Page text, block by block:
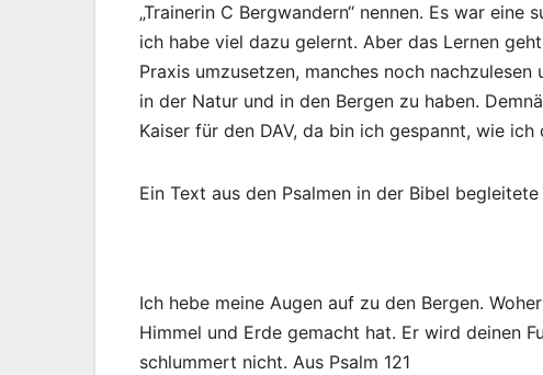
„Trainerin C Bergwandern“ nennen. Es war
ich habe viel dazu gelernt. Aber das Lernen
Praxis umzusetzen, manches noch
in der Natur und in den Bergen zu haben.
Kaiser für den DAV, da bin ich gespannt, wie
Ein Text aus den Psalmen in der Bibel
Ich hebe meine Augen auf zu den Bergen.
Himmel und Erde gemacht hat. Er wird deinen
schlummert nicht. Aus Psalm 121